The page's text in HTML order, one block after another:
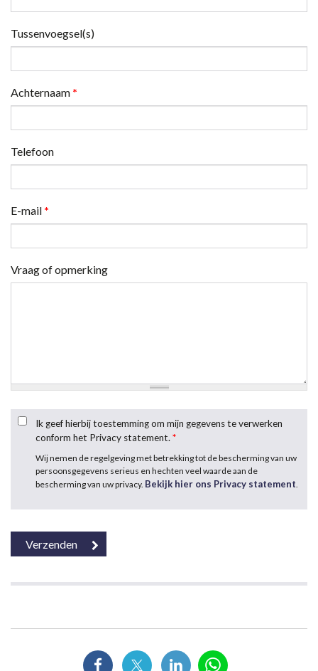
Tussenvoegsel(s)
Achternaam *
Telefoon
E-mail *
Vraag of opmerking
Ik geef hierbij toestemming om mijn gegevens te verwerken
conform het Privacy statement. *
Wij nemen de regelgeving met betrekking tot de bescherming van uw
persoonsgegevens serieus en hechten veel waarde aan de
bescherming van uw privacy. Bekijk hier ons Privacy statement